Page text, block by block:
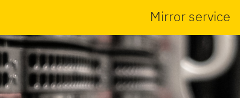
Mirror service